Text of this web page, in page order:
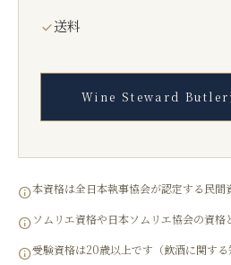
送料
Wine Steward Butler
本資格は全日本執事協会が認定する民間
ソムリエ資格や日本ソムリエ協会の資格
受験資格は20歳以上です（飲酒に関する